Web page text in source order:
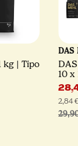
kg | Tipo
DAS
10 x
550
2,84